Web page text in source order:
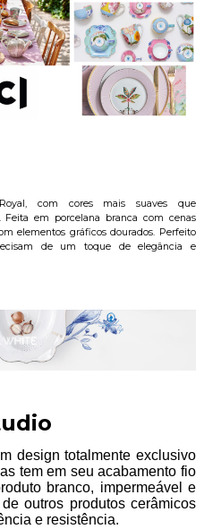
com cores mais suaves que
em porcelana branca com cenas
elementos gráficos dourados. Perfeito
de um toque de elegância e
design totalmente exclusivo
tem em seu acabamento fio
branco, impermeável e
outros produtos cerâmicos
e resistência.